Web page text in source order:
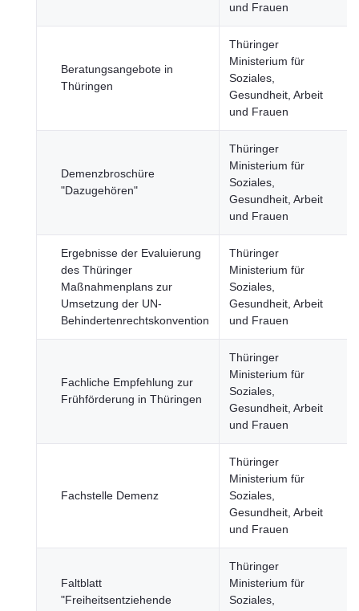
und Frauen
Beratungsangebote in
Thüringen
Thüringer
Ministerium für
Soziales,
Gesundheit, Arbeit
und Frauen
Demenzbroschüre
"Dazugehören"
Thüringer
Ministerium für
Soziales,
Gesundheit, Arbeit
und Frauen
Ergebnisse der Evaluierung
des Thüringer
Maßnahmenplans zur
Umsetzung der UN-
Behindertenrechtskonvention
Thüringer
Ministerium für
Soziales,
Gesundheit, Arbeit
und Frauen
Fachliche Empfehlung zur
Frühförderung in Thüringen
Thüringer
Ministerium für
Soziales,
Gesundheit, Arbeit
und Frauen
Fachstelle Demenz
Thüringer
Ministerium für
Soziales,
Gesundheit, Arbeit
und Frauen
Faltblatt
"Freiheitsentziehende
Thüringer
Ministerium für
Soziales,